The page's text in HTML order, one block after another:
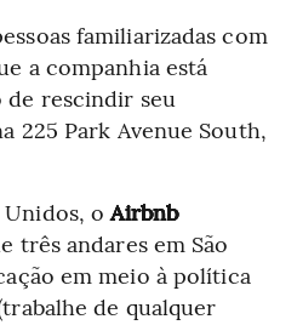
familiarizadas com
a companhia está
de rescindir seu
225 Park Avenue South,
Unidos, oAirbnb
três andares em São
em meio à política
de qualquer